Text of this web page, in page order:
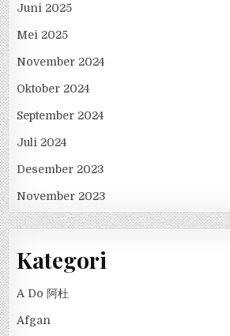
Juni 2025
Mei 2025
November 2024
Oktober 2024
September 2024
Juli 2024
Desember 2023
November 2023
Kategori
A Do 阿杜
Afgan